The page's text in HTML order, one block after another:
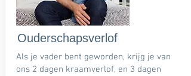
Ouderschapsverlof
Als je vader bent geworden, krijg je van
ons 2 dagen kraamverlof, en 3 dagen